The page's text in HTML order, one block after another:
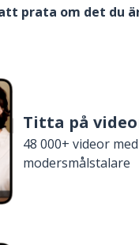
prata om det du
Titta på
48 000+ videor med
modersmålstalare